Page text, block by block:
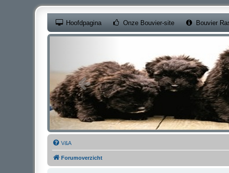
Hoofdpagina Onze Bouvier-site(Opens a new tab)
Bouvier
V&A
Forumoverzicht